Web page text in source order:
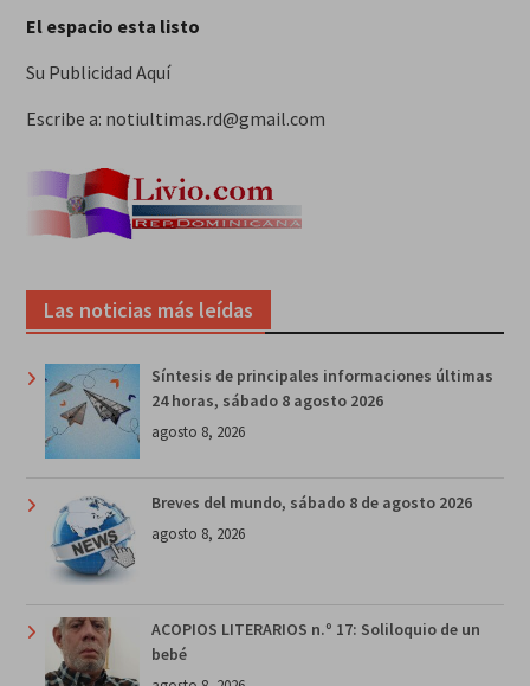
El espacio esta listo
Su Publicidad Aquí
Escribe a: notiultimas.rd@gmail.com
Las noticias más leídas
Síntesis de principales informaciones últimas
24 horas, sábado 8 agosto 2026
agosto 8, 2026
Breves del mundo, sábado 8 de agosto 2026
agosto 8, 2026
ACOPIOS LITERARIOS n.º 17: Soliloquio de un
bebé